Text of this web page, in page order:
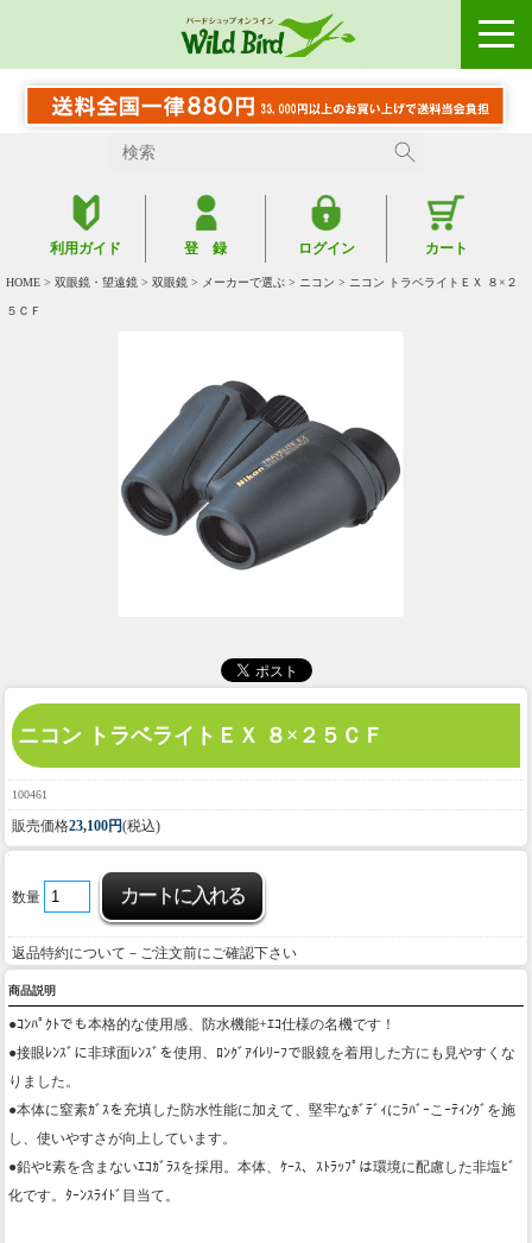
利用ガイド 登 録 ログイン カート
HOME > 双眼鏡・望遠鏡 > 双眼鏡 > メーカーで選ぶ > ニコン > ニコン トラベライトＥＸ ８×２
５ＣＦ
ニコン トラベライトＥＸ ８×２５ＣＦ
100461
販売価格23,100円(税込)
数量
返品特約について－ご注文前にご確認下さい
商品説明
●ｺﾝﾊﾟｸﾄでも本格的な使用感、防水機能+ｴｺ仕様の名機です！
●接眼ﾚﾝｽﾞに非球面ﾚﾝｽﾞを使用、ﾛﾝｸﾞｱｲﾚﾘｰﾌで眼鏡を着用した方にも見やすくな
りました。
●本体に窒素ｶﾞｽを充填した防水性能に加えて、堅牢なﾎﾞﾃﾞｨにﾗﾊﾞｰこｰﾃｨﾝｸﾞを施
し、使いやすさが向上しています。
●鉛やﾋ素を含まないｴｺｶﾞﾗｽを採用。本体、ｹｰｽ、ｽﾄﾗｯﾌﾟは環境に配慮した非塩ﾋﾞ
化です。ﾀｰﾝｽﾗｲﾄﾞ目当て。